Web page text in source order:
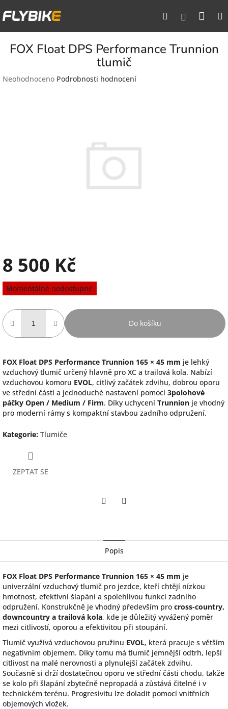
na
Hledat
FOX Float DPS Performance Trunnion
tlumič
Průměrné
Neohodnoceno Podrobnosti hodnocení
8 500 Kč
Měrná
cena:
Momentálně nedostupné
Do košíku
FOX Float DPS Performance Trunnion 165 × 45 mm je lehký
vzduchový tlumič určený hlavně pro XC a trailová kola. Nabízí
vzduchovou komoru EVOL, citlivý začátek zdvihu, dobrou oporu
ve střední části a jednoduché nastavení pomocí 3polohové
páčky Open / Medium / Firm. Díky uchycení Trunnion je vhodný
pro moderní rámy s kompaktní stavbou zadního odpružení.
Kategorie: Tlumiče
ZEPTAT SE
Popis
FOX Float DPS Performance Trunnion 165 × 45 mm je
univerzální vzduchový tlumič pro jezdce, kteří chtějí nízkou
hmotnost, efektivní šlapání a spolehlivou funkci zadního
odpružení. Konstrukčně je vhodný především pro cross-country,
downcountry a trailová kola, kde je důležitý vyvážený poměr
mezi citlivostí, oporou a efektivitou při stoupání.
Tlumič využívá vzduchovou pružinu EVOL, která pracuje s větším
negativním objemem. Díky tomu má tlumič jemnější odtrh, lepší
citlivost na malé nerovnosti a plynulejší začátek zdvihu.
Současně si drží dostatečnou oporu ve střední části chodu, takže
se kolo při šlapání zbytečně nepropadá a zůstává čitelné i v
technickém terénu. Progresivitu lze doladit pomocí vnitřních
objemových vložek.